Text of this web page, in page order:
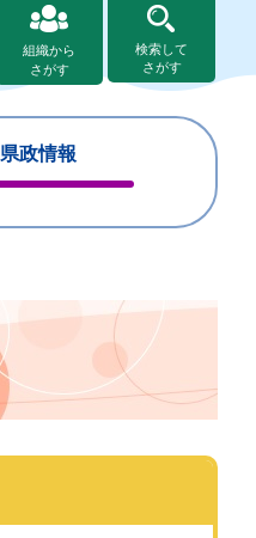
組織から
さがす
検索して
さがす
県政情報